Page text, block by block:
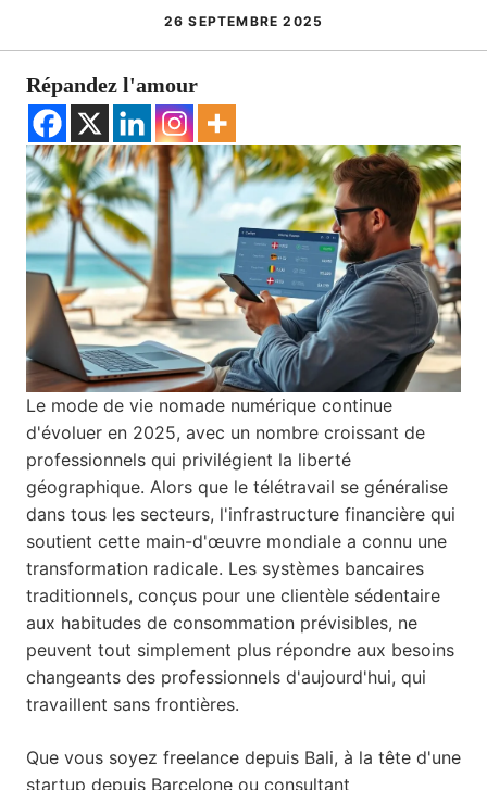
26 SEPTEMBRE 2025
Répandez l'amour
Le mode de vie nomade numérique continue
d'évoluer en 2025, avec un nombre croissant de
professionnels qui privilégient la liberté
géographique. Alors que le télétravail se généralise
dans tous les secteurs, l'infrastructure financière qui
soutient cette main-d'œuvre mondiale a connu une
transformation radicale. Les systèmes bancaires
traditionnels, conçus pour une clientèle sédentaire
aux habitudes de consommation prévisibles, ne
peuvent tout simplement plus répondre aux besoins
changeants des professionnels d'aujourd'hui, qui
travaillent sans frontières.
Que vous soyez freelance depuis Bali, à la tête d'une
startup depuis Barcelone ou consultant